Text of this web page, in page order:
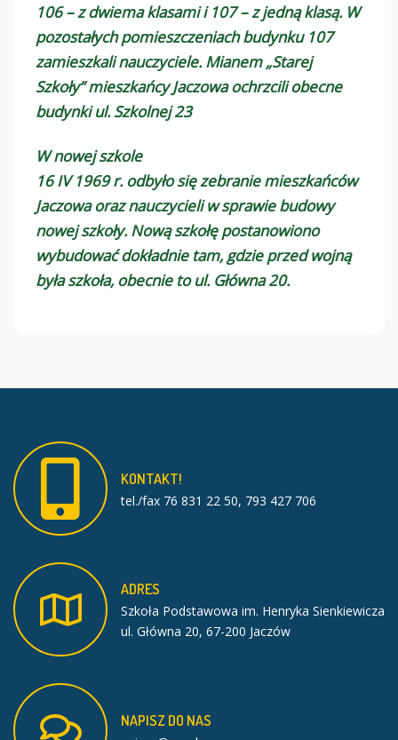
106 – z dwiema klasami i 107 – z jedną klasą. W
pozostałych pomieszczeniach budynku 107
zamieszkali nauczyciele. Mianem „Starej
Szkoły” mieszkańcy Jaczowa ochrzcili obecne
budynki ul. Szkolnej 23
W nowej szkole
16 IV 1969 r. odbyło się zebranie mieszkańców
Jaczowa oraz nauczycieli w sprawie budowy
nowej szkoły. Nową szkołę postanowiono
wybudować dokładnie tam, gdzie przed wojną
była szkoła, obecnie to ul. Główna 20.
KONTAKT!
tel./fax 76 831 22 50, 793 427 706
ADRES
Szkoła Podstawowa im. Henryka Sienkiewicza
ul. Główna 20, 67-200 Jaczów
NAPISZDO NAS